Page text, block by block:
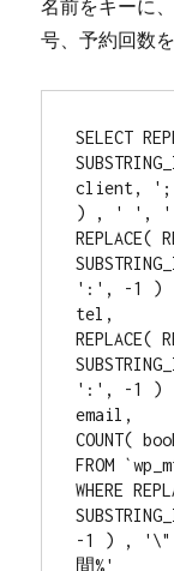
名前をキーに
号、予約回数
SELECT
client,
) , ' ', '' )
REPLACE(
':', -1 )
tel,
REPLACE(
':', -1 )
email,
COUNT(
FROM
WHERE
-1 ) ,
間%'